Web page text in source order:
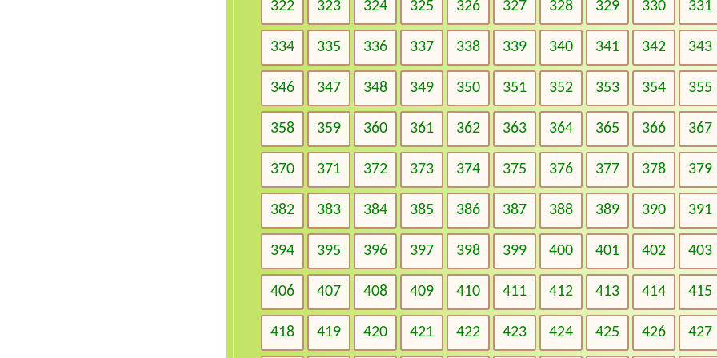
322 323 324 325 326 327 328 329 330 331
334 335 336 337 338 339 340 341 342 343
346 347 348 349 350 351 352 353 354 355
358 359 360 361 362 363 364 365 366 367
370 371 372 373 374 375 376 377 378 379
382 383 384 385 386 387 388 389 390 391
394 395 396 397 398 399 400 401 402 403
406 407 408 409 410 411 412 413 414 415
418 419 420 421 422 423 424 425 426 427